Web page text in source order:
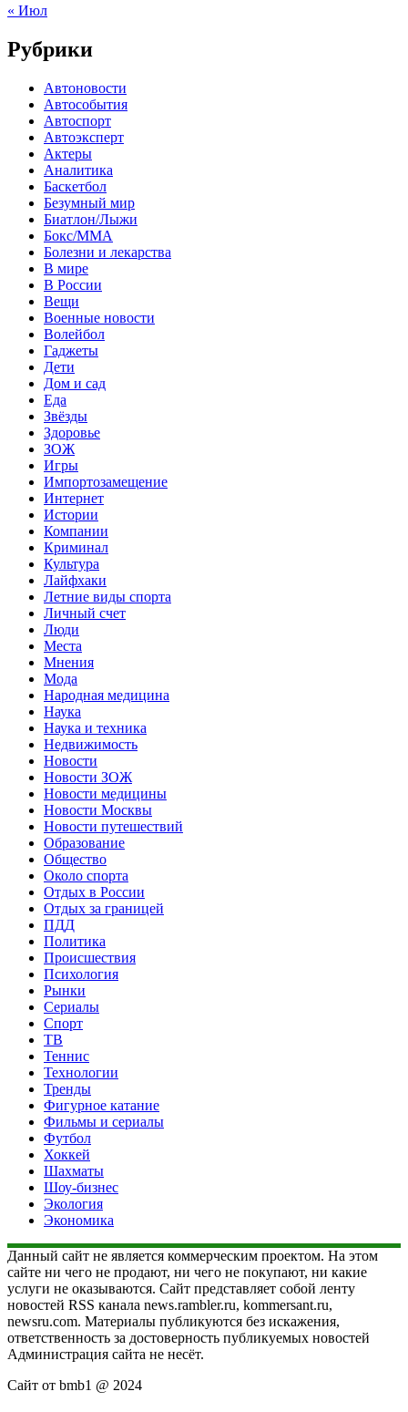
« Июл
Рубрики
Автоновости
Автособытия
Автоспорт
Автоэксперт
Актеры
Аналитика
Баскетбол
Безумный мир
Биатлон/Лыжи
Бокс/MMA
Болезни и лекарства
В мире
В России
Вещи
Военные новости
Волейбол
Гаджеты
Дети
Дом и сад
Еда
Звёзды
Здоровье
ЗОЖ
Игры
Импортозамещение
Интернет
Истории
Компании
Криминал
Культура
Лайфхаки
Летние виды спорта
Личный счет
Люди
Места
Мнения
Мода
Народная медицина
Наука
Наука и техника
Недвижимость
Новости
Новости ЗОЖ
Новости медицины
Новости Москвы
Новости путешествий
Образование
Общество
Около спорта
Отдых в России
Отдых за границей
ПДД
Политика
Происшествия
Психология
Рынки
Сериалы
Спорт
ТВ
Теннис
Технологии
Тренды
Фигурное катание
Фильмы и сериалы
Футбол
Хоккей
Шахматы
Шоу-бизнес
Экология
Экономика
Данный сайт не является коммерческим проектом. На этом
сайте ни чего не продают, ни чего не покупают, ни какие
услуги не оказываются. Сайт представляет собой ленту
новостей RSS канала news.rambler.ru, kommersant.ru,
newsru.com. Материалы публикуются без искажения,
ответственность за достоверность публикуемых новостей
Администрация сайта не несёт.
Сайт от bmb1 @ 2024